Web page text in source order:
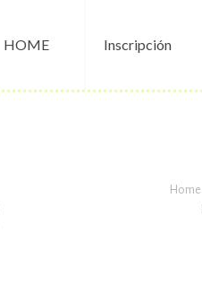
HOME Inscripción
Home